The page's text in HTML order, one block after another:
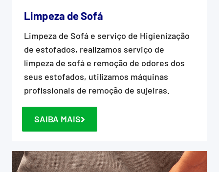
Limpeza de Sofá
Limpeza de Sofá e serviço de Higienização
de estofados, realizamos serviço de
limpeza de sofá e remoção de odores dos
seus estofados, utilizamos máquinas
profissionais de remoção de sujeiras.
SAIBA MAIS